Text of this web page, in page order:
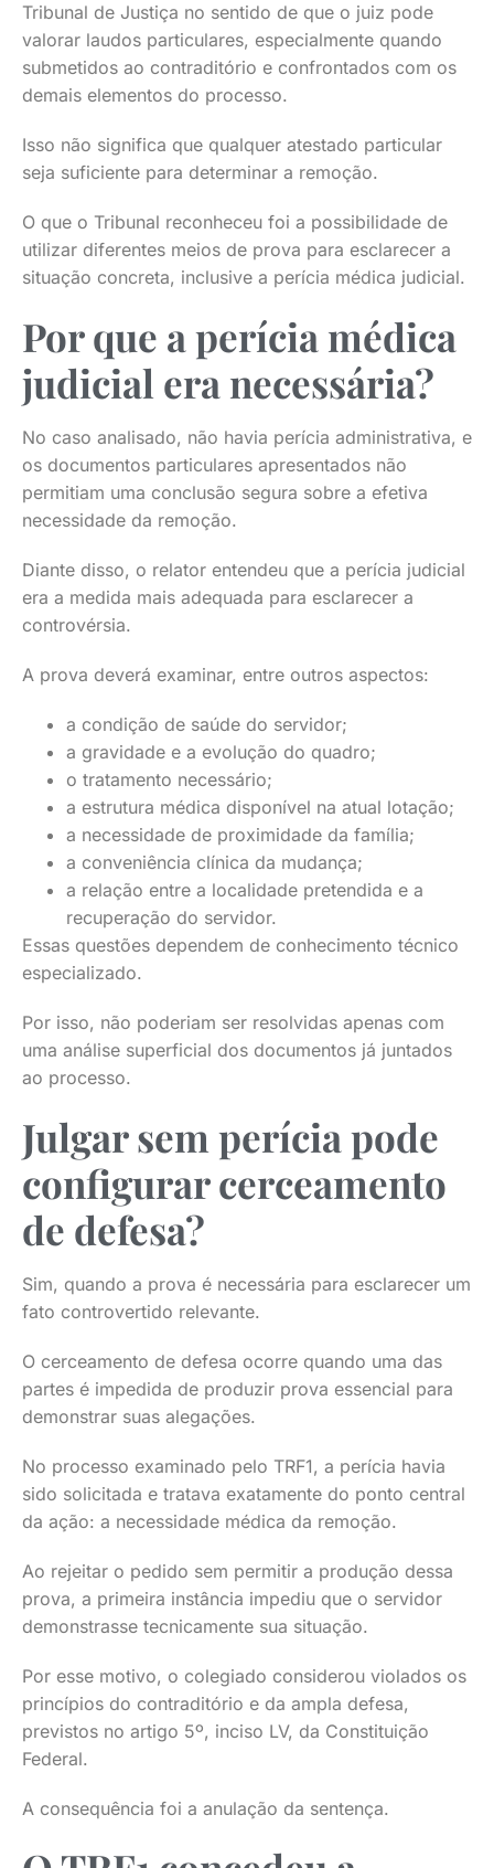
Tribunal de Justiça no sentido de que o juiz pode
valorar laudos particulares, especialmente quando
submetidos ao contraditório e confrontados com os
demais elementos do processo.
Isso não significa que qualquer atestado particular
seja suficiente para determinar a remoção.
O que o Tribunal reconheceu foi a possibilidade de
utilizar diferentes meios de prova para esclarecer a
situação concreta, inclusive a perícia médica judicial.
Por que a perícia médica
judicial era necessária?
No caso analisado, não havia perícia administrativa, e
os documentos particulares apresentados não
permitiam uma conclusão segura sobre a efetiva
necessidade da remoção.
Diante disso, o relator entendeu que a perícia judicial
era a medida mais adequada para esclarecer a
controvérsia.
A prova deverá examinar, entre outros aspectos:
a condição de saúde do servidor;
a gravidade e a evolução do quadro;
o tratamento necessário;
a estrutura médica disponível na atual lotação;
a necessidade de proximidade da família;
a conveniência clínica da mudança;
a relação entre a localidade pretendida e a
recuperação do servidor.
Essas questões dependem de conhecimento técnico
especializado.
Por isso, não poderiam ser resolvidas apenas com
uma análise superficial dos documentos já juntados
ao processo.
Julgar sem perícia pode
configurar cerceamento
de defesa?
Sim, quando a prova é necessária para esclarecer um
fato controvertido relevante.
O cerceamento de defesa ocorre quando uma das
partes é impedida de produzir prova essencial para
demonstrar suas alegações.
No processo examinado pelo TRF1, a perícia havia
sido solicitada e tratava exatamente do ponto central
da ação: a necessidade médica da remoção.
Ao rejeitar o pedido sem permitir a produção dessa
prova, a primeira instância impediu que o servidor
demonstrasse tecnicamente sua situação.
Por esse motivo, o colegiado considerou violados os
princípios do contraditório e da ampla defesa,
previstos no artigo 5º, inciso LV, da Constituição
Federal.
A consequência foi a anulação da sentença.